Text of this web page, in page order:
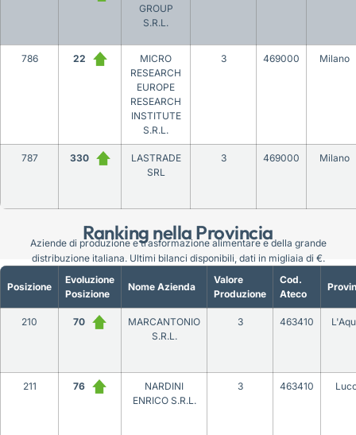
Ranking nella Provincia
GROUP
S.R.L.
786 22
MICRO
RESEARCH
EUROPE
RESEARCH
INSTITUTE
S.R.L.
3 469000 Milano
787 330
LASTRADE
SRL
3 469000 Milano
Posizione
Evoluzione
Posizione
Nome Azienda
Valore
Produzione
Cod.
Ateco
210 70
MARCANTONIO
S.R.L.
3 463410
211 76
NARDINI
ENRICO S.R.L.
3 463410
Aziende di produzione e trasformazione alimentare e della grande
distribuzione italiana. Ultimi bilanci disponibili, dati in migliaia di €.